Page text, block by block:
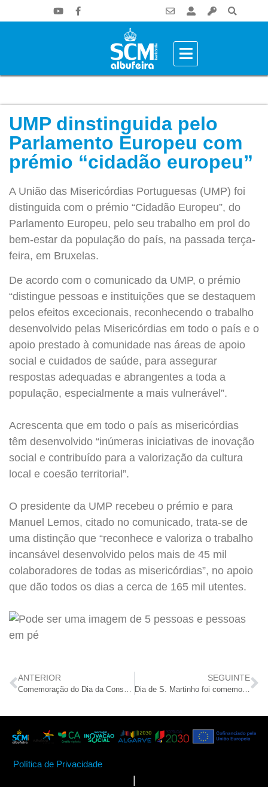
UMP dinstinguida pelo
Parlamento Europeu com
prémio “cidadão europeu”
A União das Misericórdias Portuguesas (UMP) foi
distinguida com o prémio “Cidadão Europeu”, do
Parlamento Europeu, pelo seu trabalho em prol do
bem-estar da população do país, na passada terça-
feira, em Bruxelas.
De acordo com o comunicado da UMP, o prémio
“distingue pessoas e instituições que se destaquem
pelos efeitos excecionais, reconhecendo o trabalho
desenvolvido pelas Misericórdias em todo o país e o
apoio prestado à comunidade nas áreas de apoio
social e cuidados de saúde, para assegurar
respostas adequadas e abrangentes a toda a
população, especialmente a mais vulnerável”.
Acrescenta que em todo o país as misericórdias
têm desenvolvido “inúmeras iniciativas de inovação
social e contribuído para a valorização da cultura
local e coesão territorial”.
O presidente da UMP recebeu o prémio e para
Manuel Lemos, citado no comunicado, trata-se de
uma distinção que “reconhece e valoriza o trabalho
incansável desenvolvido pelos mais de 45 mil
colaboradores de todas as misericórdias”, no apoio
que dão todos os dias a cerca de 165 mil utentes.
ANTERIOR
Comemoração do Dia da Consciencialiação do Stress
SEGUINTE
Dia de S. Martinho foi comemorado nas diveresas Respostas Sociais da SCMA
Política de Privacidade